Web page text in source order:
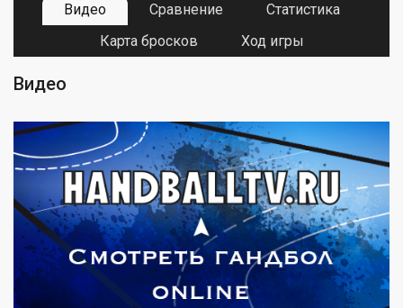
Видео Сравнение
Статистика
Карта бросков
Ход игры
Видео